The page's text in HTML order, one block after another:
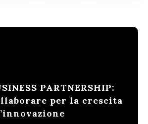
PARTNERSHIP:
per la crescita